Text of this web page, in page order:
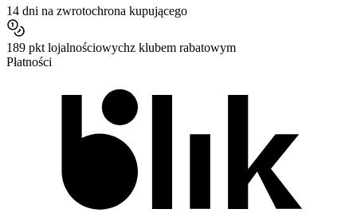
14 dni na zwrotochrona kupującego
189 pkt lojalnościowychz klubem rabatowym
Płatności